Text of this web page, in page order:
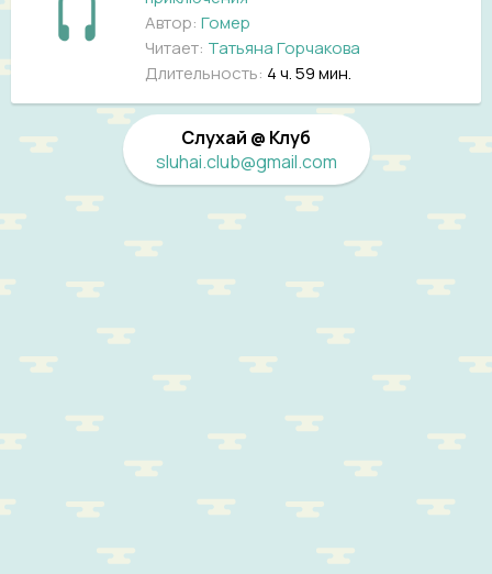
Автор: Гомер
Читает: Татьяна Горчакова
Длительность: 4 ч. 59 мин.
Слухай @ Клуб
sluhai.club@gmail.com